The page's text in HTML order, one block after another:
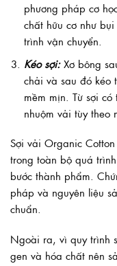
phương pháp cơ
chất hữu cơ như
trình vận chuyển.
Kéo sợi:Xơ bông
chải và sau đó kéo
mềm mịn. Từ sợi
nhuộm vải tùy theo
Sợi vải Organic
trong toàn bộ quá
bước thành phẩm.
pháp và nguyên liệu
chuẩn.
Ngoài ra, vì quy trình
gen và hóa chất nên